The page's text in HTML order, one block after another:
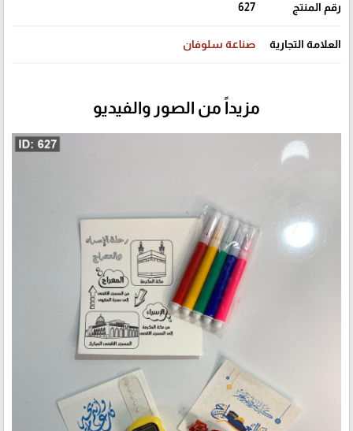
رقم المنتج 627
العلامة التجارية صناعة سلوفان
مزيداً من الصور والفيديو